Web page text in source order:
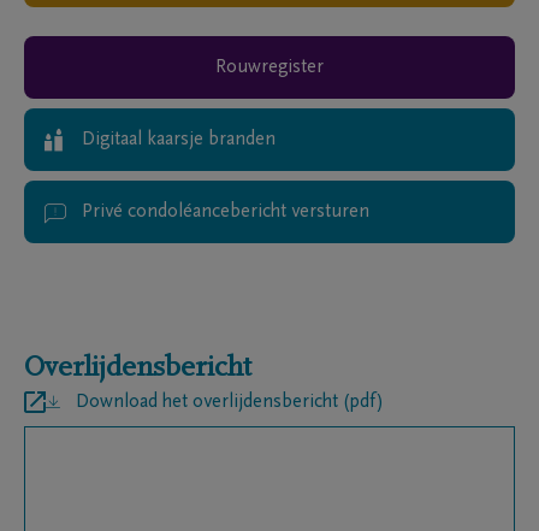
Rouwregister
Digitaal kaarsje branden
Privé condoléancebericht versturen
Overlijdensbericht
Download het overlijdensbericht (pdf)